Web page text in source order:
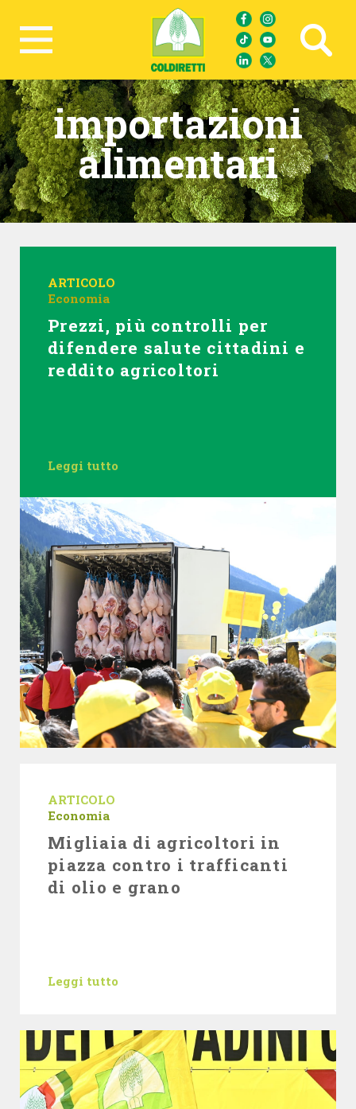
Ricerca avanzata
importazioni
alimentari
ARTICOLO
Economia
Prezzi, più controlli per
difendere salute cittadini e
reddito agricoltori
Leggi tutto
ARTICOLO
Economia
Migliaia di agricoltori in
piazza contro i trafficanti
di olio e grano
Leggi tutto